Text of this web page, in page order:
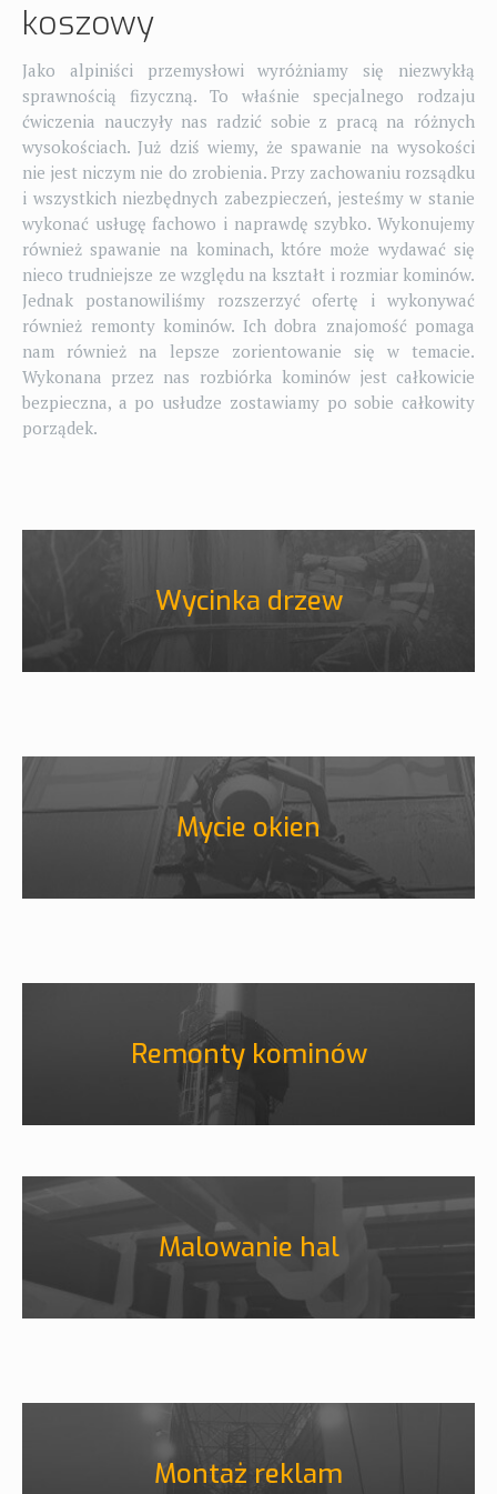
koszowy
Jako alpiniści przemysłowi wyróżniamy się niezwykłą
sprawnością fizyczną. To właśnie specjalnego rodzaju
ćwiczenia nauczyły nas radzić sobie z pracą na różnych
wysokościach. Już dziś wiemy, że spawanie na wysokości
nie jest niczym nie do zrobienia. Przy zachowaniu rozsądku
i wszystkich niezbędnych zabezpieczeń, jesteśmy w stanie
wykonać usługę fachowo i naprawdę szybko. Wykonujemy
również spawanie na kominach, które może wydawać się
nieco trudniejsze ze względu na kształt i rozmiar kominów.
Jednak postanowiliśmy rozszerzyć ofertę i wykonywać
również remonty kominów. Ich dobra znajomość pomaga
nam również na lepsze zorientowanie się w temacie.
Wykonana przez nas rozbiórka kominów jest całkowicie
bezpieczna, a po usłudze zostawiamy po sobie całkowity
porządek.
Wycinka drzew
Mycie okien
Remonty kominów
Malowanie hal
Montaż reklam